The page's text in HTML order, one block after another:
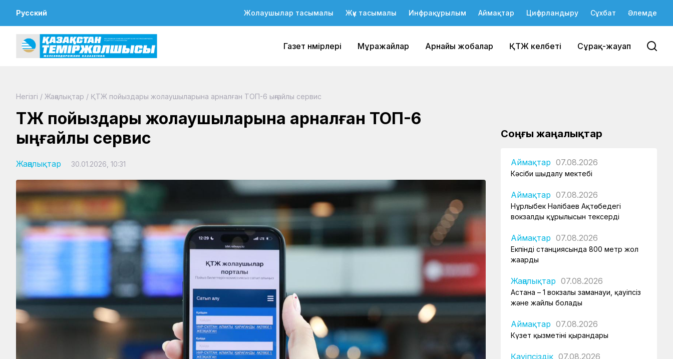
Русский Жолаушылар тасымалы Жүк тасымалы Инфрақұрылым Аймақтар Цифрландыру Сұхбат Әлемде
Газет нөмірлері Мұражайлар Арнайы жобалар ҚТЖ келбеті Сұрақ-жауап
Негізгі / Жаңалықтар / ҚТЖ пойыздары жолаушыларына арналған ТОП-6 ыңғайлы сервис
ҚТЖ пойыздары жолаушыларына арналған ТОП-6
ыңғайлы сервис
Жаңалықтар 30.01.2026, 10:31
Соңғы жаңалықтар
Аймақтар 07.08.2026
Кәсіби шыңдалу мектебі
Аймақтар 07.08.2026
Нұрлыбек Нәлібаев Ақтөбедегі
вокзалдың құрылысын тексерді
Аймақтар 07.08.2026
Екпінді станциясында 800 метр жол
жаңарды
Жаңалықтар 07.08.2026
Астана – 1 вокзалы заманауи, қауіпсіз
және жайлы болады
Аймақтар 07.08.2026
Күзет қызметінің қырандары
Қауіпсіздік 07.08.2026